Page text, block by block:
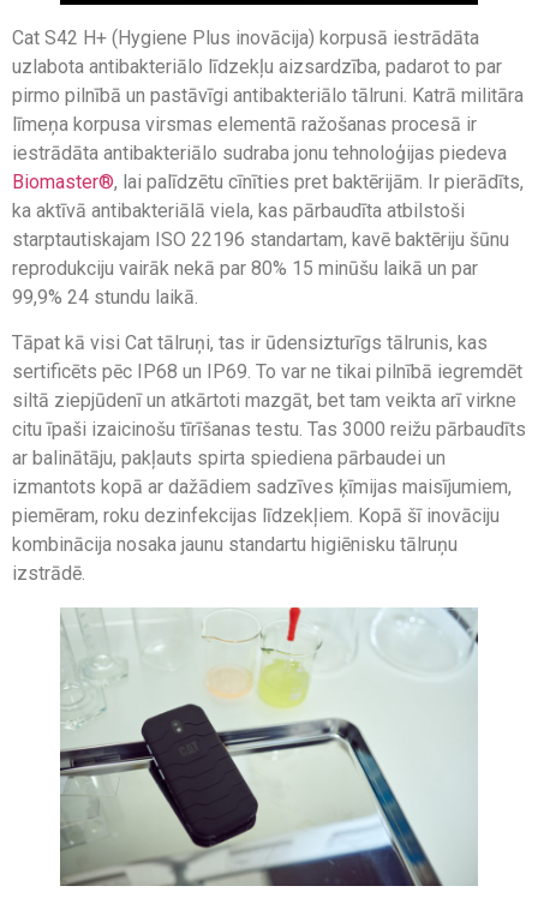
Cat S42 H+ (Hygiene Plus inovācija) korpusā iestrādāta
uzlabota antibakteriālo līdzekļu aizsardzība, padarot to par
pirmo pilnībā un pastāvīgi antibakteriālo tālruni. Katrā militāra
līmeņa korpusa virsmas elementā ražošanas procesā ir
iestrādāta antibakteriālo sudraba jonu tehnoloģijas piedeva
Biomaster®, lai palīdzētu cīnīties pret baktērijām. Ir pierādīts,
ka aktīvā antibakteriālā viela, kas pārbaudīta atbilstoši
starptautiskajam ISO 22196 standartam, kavē baktēriju šūnu
reprodukciju vairāk nekā par 80% 15 minūšu laikā un par
99,9% 24 stundu laikā.
Tāpat kā visi Cat tālruņi, tas ir ūdensizturīgs tālrunis, kas
sertificēts pēc IP68 un IP69. To var ne tikai pilnībā iegremdēt
siltā ziepjūdenī un atkārtoti mazgāt, bet tam veikta arī virkne
citu īpaši izaicinošu tīrīšanas testu. Tas 3000 reižu pārbaudīts
ar balinātāju, pakļauts spirta spiediena pārbaudei un
izmantots kopā ar dažādiem sadzīves ķīmijas maisījumiem,
piemēram, roku dezinfekcijas līdzekļiem. Kopā šī inovāciju
kombinācija nosaka jaunu standartu higiēnisku tālruņu
izstrādē.